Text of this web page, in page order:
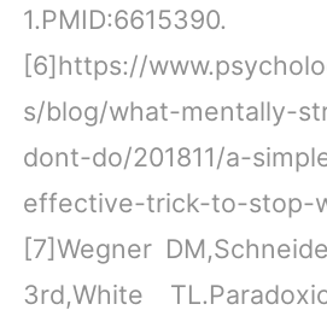
1.PMID:6615390.
[6]https://
s/blog/what-mentally-
dont-do/201811/a-
effective-trick-to-stop-
[7]Wegner
3rd,White